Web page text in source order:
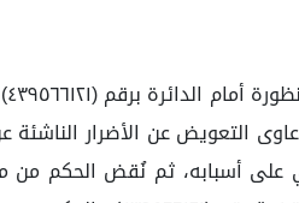
التجارية والصادر في عام 1441هـ: (9-
أسبابه، ثم نُقض الحكم من